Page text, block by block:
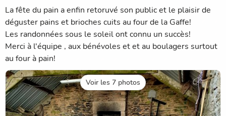
La fête du pain a enfin retoruvé son public et le plaisir de
déguster pains et brioches cuits au four de la Gaffe!
Les randonnées sous le soleil ont connu un succès!
Merci à l'équipe , aux bénévoles et et au boulagers surtout
au four à pain!
Voir les 7 photos